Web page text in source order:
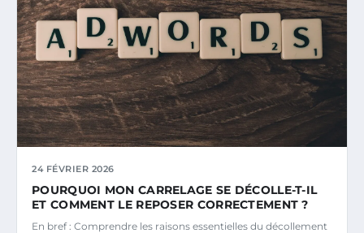
24 FÉVRIER 2026
POURQUOI MON CARRELAGE SE DÉCOLLE-T-IL
ET COMMENT LE REPOSER CORRECTEMENT ?
En bref : Comprendre les raisons essentielles du décollement